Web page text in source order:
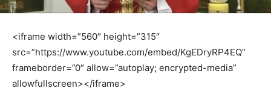
<iframe width=”560″ height=”315″
src=”https://www.youtube.com/embed/KgEDryRP4EQ”
frameborder=”0″ allow=”autoplay; encrypted-media”
allowfullscreen></iframe>